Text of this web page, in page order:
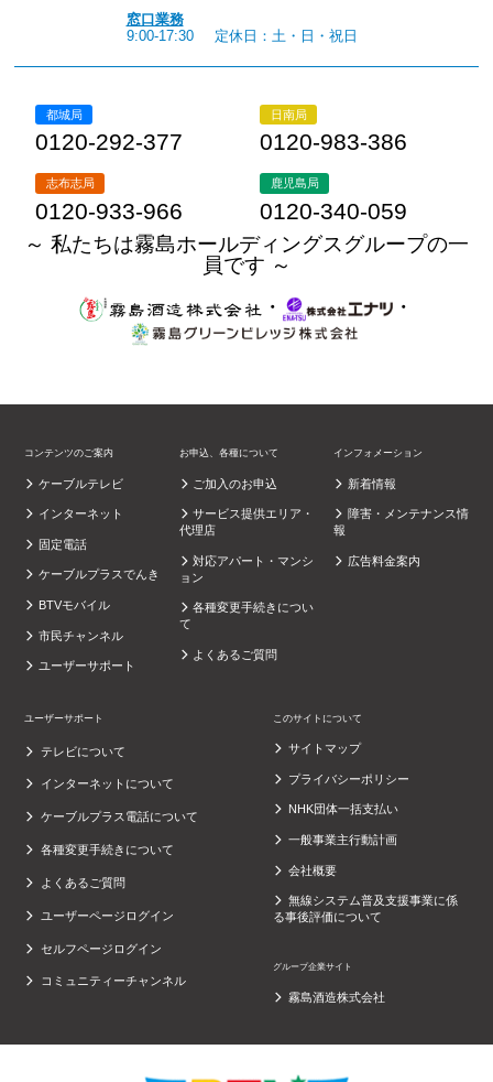
窓口業務
9:00-17:30
定休日：土・日・祝日
都城局
0120-292-377
日南局
0120-983-386
志布志局
0120-933-966
鹿児島局
0120-340-059
～ 私たちは霧島ホールディングスグループの一
員です ～
・
・
コンテンツのご案内
ケーブルテレビ
インターネット
固定電話
ケーブルプラスでんき
BTVモバイル
市民チャンネル
ユーザーサポート
お申込、各種について
ご加入のお申込
サービス提供エリア・
代理店
対応アパート・マンシ
ョン
各種変更手続きについ
て
よくあるご質問
インフォメーション
新着情報
障害・メンテナンス情
報
広告料金案内
ユーザーサポート
テレビについて
インターネットについて
ケーブルプラス電話について
各種変更手続きについて
よくあるご質問
ユーザーページログイン
セルフページログイン
コミュニティーチャンネル
このサイトについて
サイトマップ
プライバシーポリシー
NHK団体一括支払い
一般事業主行動計画
会社概要
無線システム普及支援事業に係
る事後評価について
グループ企業サイト
霧島酒造株式会社